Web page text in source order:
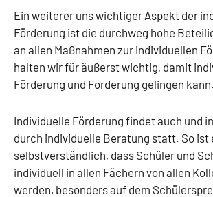
Ein weiterer uns wichtiger Aspekt der
Förderung ist die durchweg hohe
an allen Maßnahmen zur individuellen
halten wir für äußerst wichtig, damit
Förderung und Forderung gelingen kann.
Individuelle Förderung findet auch und
durch individuelle Beratung statt. So ist
selbstverständlich, dass Schüler und
individuell in allen Fächern von allen
werden, besonders auf dem